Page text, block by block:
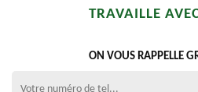
TRAVAILLE
ON VOUS RAPPELLE